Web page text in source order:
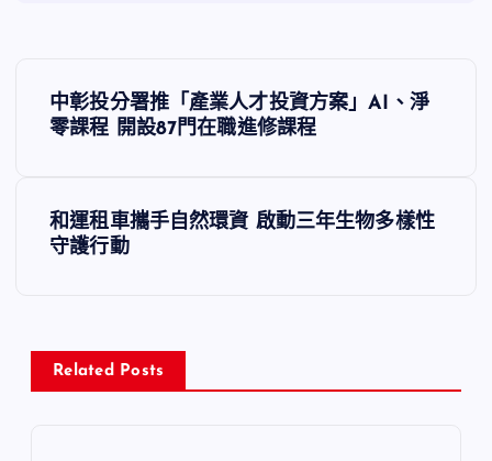
文
章
覽
中彰投分署推「產業人才投資方案」AI、淨
零課程 開設87門在職進修課程
和運租車攜手自然環資 啟動三年生物多樣性
守護行動
Related Posts